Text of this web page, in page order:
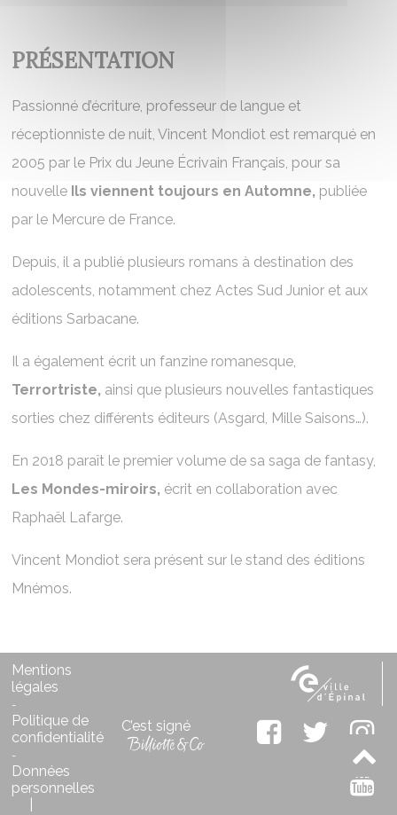
PRÉSENTATION
Passionné d’écriture, professeur de langue et
réceptionniste de nuit, Vincent Mondiot est remarqué en
2005 par le Prix du Jeune Écrivain Français, pour sa
nouvelle Ils viennent toujours en Automne, publiée
par le Mercure de France.
Depuis, il a publié plusieurs romans à destination des
adolescents, notamment chez Actes Sud Junior et aux
éditions Sarbacane.
Il a également écrit un fanzine romanesque,
Terrortriste, ainsi que plusieurs nouvelles fantastiques
sorties chez différents éditeurs (Asgard, Mille Saisons…).
En 2018 paraît le premier volume de sa saga de fantasy,
Les Mondes-miroirs, écrit en collaboration avec
Raphaël Lafarge.
Vincent Mondiot sera présent sur le stand des éditions
Mnémos.
Mentions
légales
-
Politique de
confidentialité
-
Données
personnelles
C’est signé